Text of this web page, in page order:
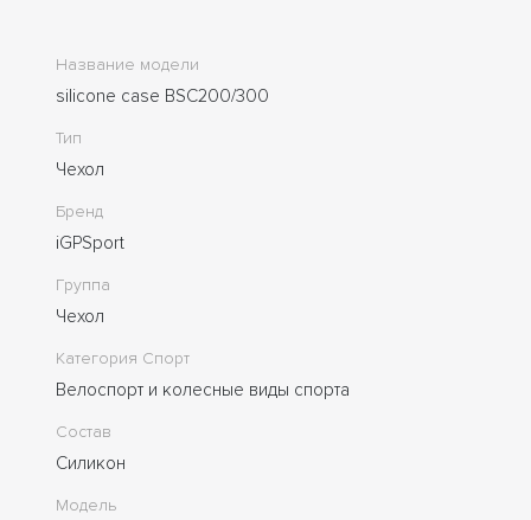
Название модели
silicone case BSC200/300
Тип
Чехол
Бренд
iGPSport
Группа
Чехол
Категория Спорт
Велоспорт и колесные виды спорта
Состав
Силикон
Модель